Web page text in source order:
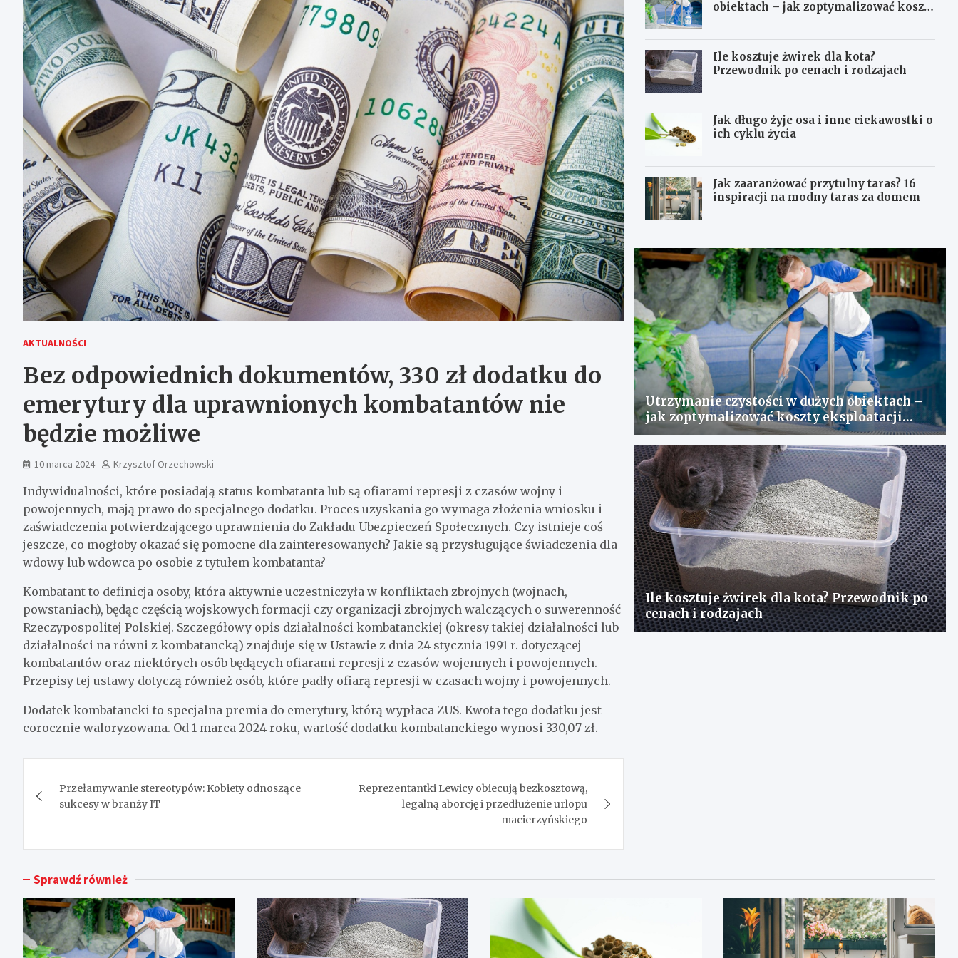
AKTUALNOŚCI
Bez odpowiednich dokumentów, 330 zł dodatku do
emerytury dla uprawnionych kombatantów nie
będzie możliwe
10 marca 2024 Krzysztof Orzechowski
Indywidualności, które posiadają status kombatanta lub są ofiarami represji z czasów wojny i
powojennych, mają prawo do specjalnego dodatku. Proces uzyskania go wymaga złożenia wniosku i
zaświadczenia potwierdzającego uprawnienia do Zakładu Ubezpieczeń Społecznych. Czy istnieje coś
jeszcze, co mogłoby okazać się pomocne dla zainteresowanych? Jakie są przysługujące świadczenia dla
wdowy lub wdowca po osobie z tytułem kombatanta?
Kombatant to definicja osoby, która aktywnie uczestniczyła w konfliktach zbrojnych (wojnach,
powstaniach), będąc częścią wojskowych formacji czy organizacji zbrojnych walczących o suwerenność
Rzeczypospolitej Polskiej. Szczegółowy opis działalności kombatanckiej (okresy takiej działalności lub
działalności na równi z kombatancką) znajduje się w Ustawie z dnia 24 stycznia 1991 r. dotyczącej
kombatantów oraz niektórych osób będących ofiarami represji z czasów wojennych i powojennych.
Przepisy tej ustawy dotyczą również osób, które padły ofiarą represji w czasach wojny i powojennych.
Dodatek kombatancki to specjalna premia do emerytury, którą wypłaca ZUS. Kwota tego dodatku jest
corocznie waloryzowana. Od 1 marca 2024 roku, wartość dodatku kombatanckiego wynosi 330,07 zł.
wpisu
Przełamywanie stereotypów: Kobiety odnoszące
sukcesy w branży IT
Reprezentantki Lewicy obiecują bezkosztową,
legalną aborcję i przedłużenie urlopu
macierzyńskiego
obiektach – jak zoptymalizować koszty
Ile kosztuje żwirek dla kota?
Przewodnik po cenach i rodzajach
Jak długo żyje osa i inne ciekawostki o
ich cyklu życia
Jak zaaranżować przytulny taras? 16
inspiracji na modny taras za domem
Utrzymanie czystości w dużych obiektach –
jak zoptymalizować koszty eksploatacji
sprzętu?
Ile kosztuje żwirek dla kota? Przewodnik po
cenach i rodzajach
Sprawdź również